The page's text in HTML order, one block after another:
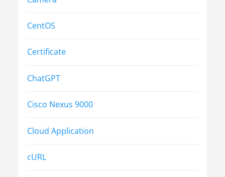
CentOS
Certificate
ChatGPT
Cisco Nexus 9000
Cloud Application
cURL